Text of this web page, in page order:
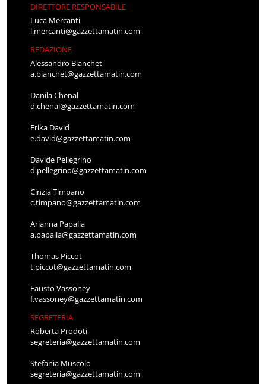
DIRETTORE RESPONSABILE
Luca Mercanti
l.mercanti@gazzettamatin.com
REDAZIONE
Alessandro Bianchet
a.bianchet@gazzettamatin.com
Danila Chenal
d.chenal@gazzettamatin.com
Erika David
e.david@gazzettamatin.com
Davide Pellegrino
d.pellegrino@gazzettamatin.com
Cinzia Timpano
c.timpano@gazzettamatin.com
Arianna Papalia
a.papalia@gazzettamatin.com
Thomas Piccot
t.piccot@gazzettamatin.com
Fausto Vassoney
f.vassoney@gazzettamatin.com
SEGRETERIA
Roberta Prodoti
segreteria@gazzettamatin.com
Stefania Muscolo
segreteria@gazzettamatin.com